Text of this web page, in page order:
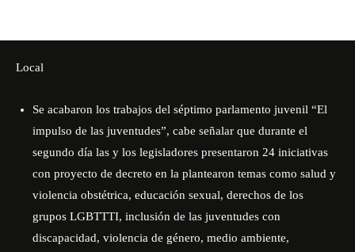
Local
Se acabaron los trabajos del séptimo parlamento juvenil “El
impulso de las juventudes”, cabe señalar que durante el
segundo día las y los legisladores presentaron 24 iniciativas
con proyecto de decreto en la plantearon temas como salud y
violencia obstétrica, educación sexual, derechos de los
grupos LGBTTTI, inclusión de las juventudes con
discapacidad, violencia de género, medio ambiente,